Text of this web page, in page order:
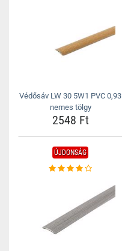
Védősáv LW 30 5W1 PVC 0,93
nemes tölgy
2548 Ft
ÚJDONSÁG